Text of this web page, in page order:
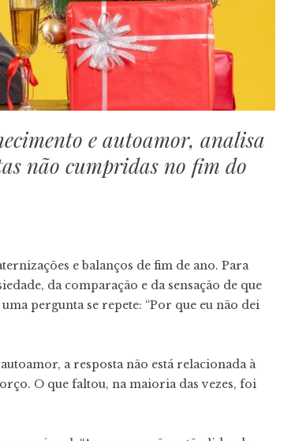
e autoamor, analisa
não cumpridas no fim do
e balanços de fim de ano. Para
da comparação e da sensação de que
pergunta se repete: “Por que eu não dei
a resposta não está relacionada à
O que faltou, na maioria das vezes, foi